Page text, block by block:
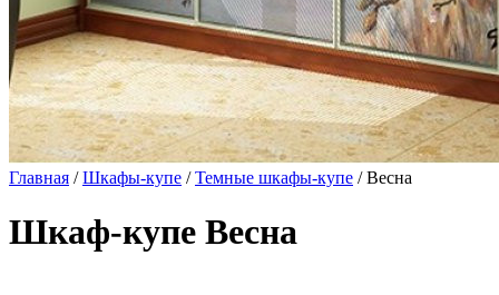
Главная /Шкафы-купе /Темные шкафы-купе / Весна
Шкаф-купе Весна